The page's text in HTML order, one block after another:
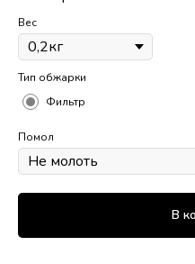
Вес
Тип обжарки
Фильтр
Помол
В